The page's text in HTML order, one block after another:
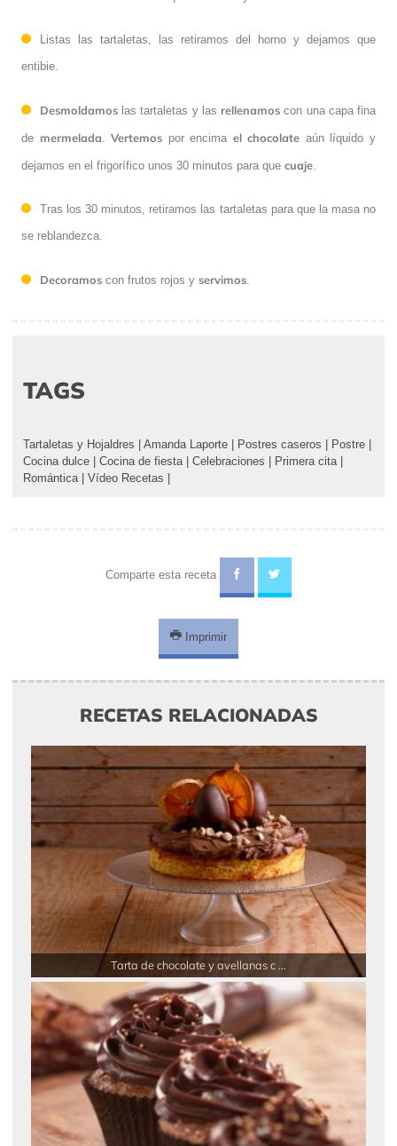
Listas las tartaletas, las retiramos del horno y dejamos que
entibie.
Desmoldamos las tartaletas y las rellenamoscon una capa fina
de mermelada.Vertemos por encima el chocolate aún líquido y
dejamos en el frigorífico unos 30 minutos para que cuaje.
Tras los 30 minutos, retiramos las tartaletas para que la masa no
se reblandezca.
Decoramos con frutos rojos y servimos.
TAGS
Tartaletas y Hojaldres Amanda Laporte Postres caseros Postre
Cocina dulce
Cocina de fiesta| Celebraciones Primera cita|
Romántica| Vídeo Recetas
Comparte esta receta
Imprimir
RECETAS RELACIONADAS
Tarta de chocolate y avellanas c ...